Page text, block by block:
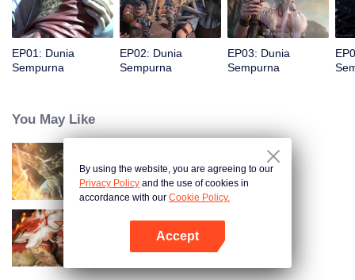
EP01: Dunia
Sempurna
EP02: Dunia
Sempurna
EP03: Dunia
Sempurna
You May Like
Dunia Abadi
Belenggu Cinta
By using the website, you are agreeing to our
Privacy Policy and the use of cookies in
accordance with our Cookie Policy.
Accept